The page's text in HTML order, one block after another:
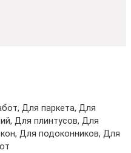
Для паркета, Для
Для плинтусов, Для
Для подоконников, Для